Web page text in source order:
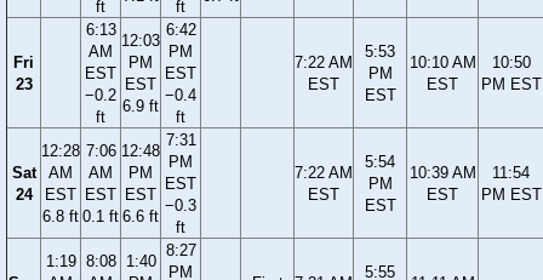
ft
ft
Fri
23
6:13
AM
EST
−0.2
ft
12:03
PM
EST
6.9 ft
6:42
PM
EST
−0.4
ft
7:22 AM
EST
5:53
PM
EST
10:10 AM
EST
10:50
PM EST
Sat
24
12:28
AM
EST
6.8 ft
7:06
AM
EST
0.1 ft
12:48
PM
EST
6.6 ft
7:31
PM
EST
−0.3
ft
7:22 AM
EST
5:54
PM
EST
10:39 AM
EST
11:54
PM EST
1:19 8:08
1:40
8:27
PM
5:55